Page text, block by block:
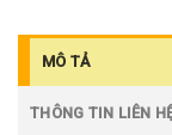
MÔ TẢ
THÔNG TIN LIÊN